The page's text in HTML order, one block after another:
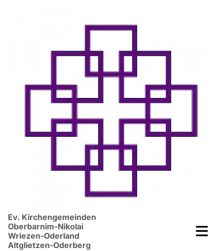
Ev. Kirchengemeinden
Oberbarnim-Nikolai
Wriezen-Oderland
Altglietzen-Oderberg